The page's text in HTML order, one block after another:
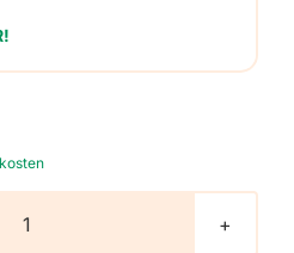
Geschenkaufkleber